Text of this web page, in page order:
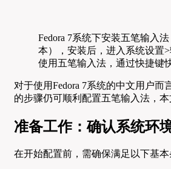
Fedora 7系统下安装五笔输入
本），安装后，进入系统设置
使用五笔输入法，通过快捷键
对于使用Fedora 7系统的中文用户
的步骤仍可顺利配置五笔输入法，
准备工作：确认系统环
在开始配置前，需确保满足以下基本